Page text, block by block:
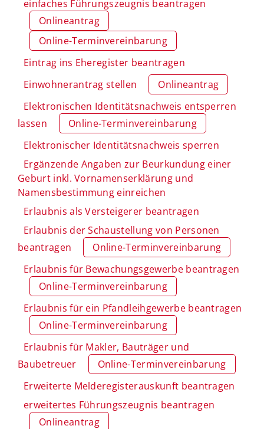
einfaches Führungszeugnis beantragen
Onlineantrag
Online-Terminvereinbarung
Eintrag ins Eheregister beantragen
Einwohnerantrag stellen
Onlineantrag
Elektronischen Identitätsnachweis entsperren
lassen
Online-Terminvereinbarung
Elektronischer Identitätsnachweis sperren
Ergänzende Angaben zur Beurkundung einer
Geburt inkl. Vornamenserklärung und
Namensbestimmung einreichen
Erlaubnis als Versteigerer beantragen
Erlaubnis der Schaustellung von Personen
beantragen
Online-Terminvereinbarung
Erlaubnis für Bewachungsgewerbe beantragen
Online-Terminvereinbarung
Erlaubnis für ein Pfandleihgewerbe beantragen
Online-Terminvereinbarung
Erlaubnis für Makler, Bauträger und
Baubetreuer
Online-Terminvereinbarung
Erweiterte Melderegisterauskunft beantragen
erweitertes Führungszeugnis beantragen
Onlineantrag